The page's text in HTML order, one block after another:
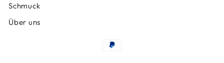
Schmuck
Über uns